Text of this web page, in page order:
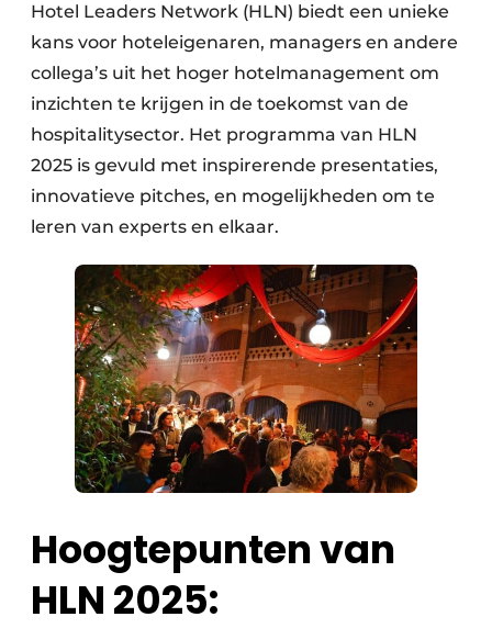
Hotel Leaders Network (HLN) biedt een unieke
kans voor hoteleigenaren, managers en andere
collega’s uit het hoger hotelmanagement om
inzichten te krijgen in de toekomst van de
hospitalitysector. Het programma van HLN
2025 is gevuld met inspirerende presentaties,
innovatieve pitches, en mogelijkheden om te
leren van experts en elkaar.
Hoogtepunten van
HLN 2025: